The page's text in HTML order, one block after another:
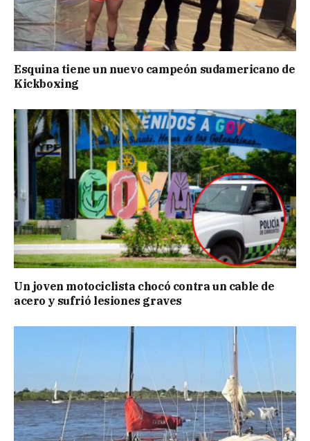
Esquina tiene un nuevo campeón sudamericano de
Kickboxing
Un joven motociclista chocó contra un cable de
acero y sufrió lesiones graves